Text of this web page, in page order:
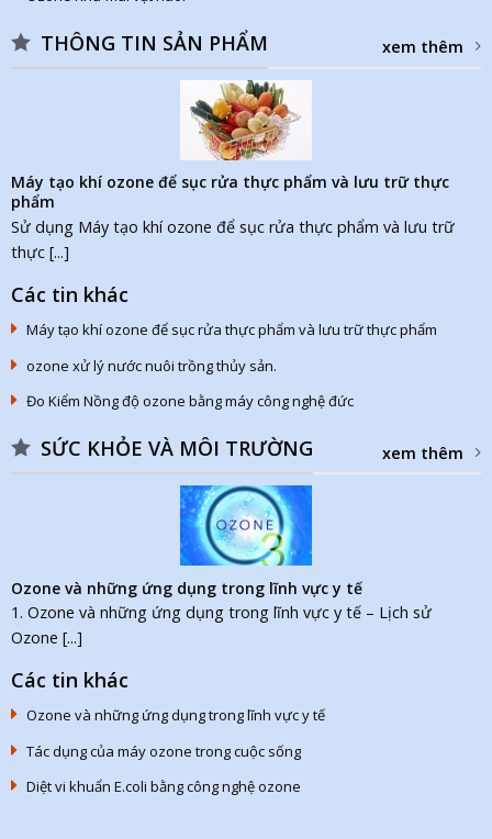
THÔNG TIN SẢN PHẨM xem thêm
Máy tạo khí ozone để sục rửa thực phẩm và lưu trữ thực
phẩm
Sử dụng Máy tạo khí ozone để sục rửa thực phẩm và lưu trữ
thực [...]
Các tin khác
Máy tạo khí ozone để sục rửa thực phẩm và lưu trữ thực phẩm
ozone xử lý nước nuôi trồng thủy sản.
Đo Kiểm Nồng độ ozone bằng máy công nghệ đức
SỨC KHỎE VÀ MÔI TRƯỜNG xem thêm
Ozone và những ứng dụng trong lĩnh vực y tế
1. Ozone và những ứng dụng trong lĩnh vực y tế – Lịch sử
Ozone [...]
Các tin khác
Ozone và những ứng dụng trong lĩnh vực y tế
Tác dụng của máy ozone trong cuộc sống
Diệt vi khuẩn E.coli bằng công nghệ ozone